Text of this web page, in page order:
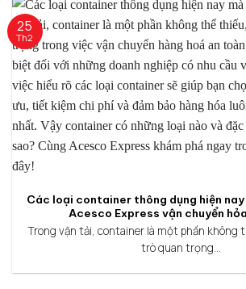
Các loại container thông dụng hiện
Acesco Express vận chuyển
Trong vận tải, container là một phần không
trò quan trọng...
25
Th2